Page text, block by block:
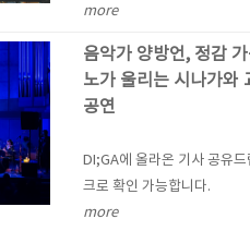
more
음악가 양방언, 정감
노가 울리는 시나가와
공연
DI;GA에 올라온 기사 공유
크로 확인 가능합니다.
more